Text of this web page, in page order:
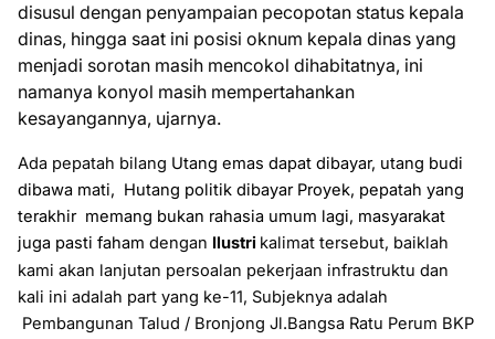
disusul dengan penyampaian pecopotan status kepala
dinas, hingga saat ini posisi oknum kepala dinas yang
menjadi sorotan masih mencokol dihabitatnya, ini
namanya konyol masih mempertahankan
kesayangannya, ujarnya.
Ada pepatah bilang Utang emas dapat dibayar, utang budi
dibawa mati, Hutang politik dibayar Proyek, pepatah yang
terakhir memang bukan rahasia umum lagi, masyarakat
juga pasti faham dengan Ilustri kalimat tersebut, baiklah
kami akan lanjutan persoalan pekerjaan infrastruktu dan
kali ini adalah part yang ke-11, Subjeknya adalah
Pembangunan Talud / Bronjong Jl.Bangsa Ratu Perum BKP